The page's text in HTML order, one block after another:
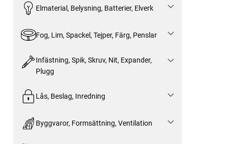
Elmaterial, Belysning, Batterier, Elverk
Fog, Lim, Spackel, Tejper, Färg, Penslar
Infästning, Spik, Skruv, Nit, Expander,
Plugg
Lås, Beslag, Inredning
Byggvaror, Formsättning, Ventilation